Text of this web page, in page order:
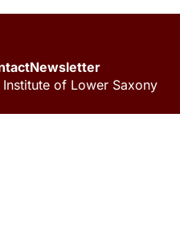
Newsletter
of Lower Saxony